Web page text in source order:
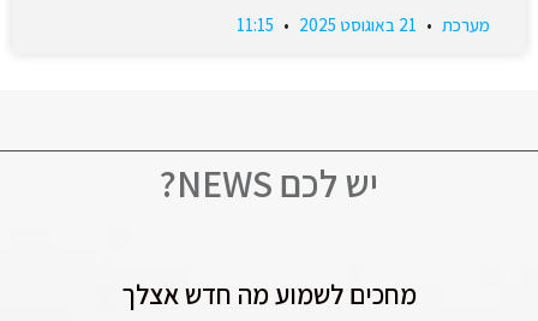
מערכת
יש לכם NEWS?
מחכים לשמוע מה חדש אצלך